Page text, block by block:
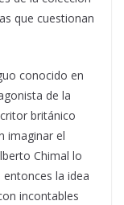
que cuestionan
conocido en
de la
británico
imaginar el
Chimal lo
entonces la idea
incontables